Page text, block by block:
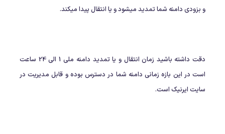
و بزودی دامنه شما تمدید میشود و یا انتقال پیدا میکند.
دقت داشته باشید زمان انتقال و یا تمدید دامنه ملی 1 الی 24 ساعت
است در این بازه زمانی دامنه شما در دسترس بوده و قابل مدیریت در
سایت ایرنیک است.